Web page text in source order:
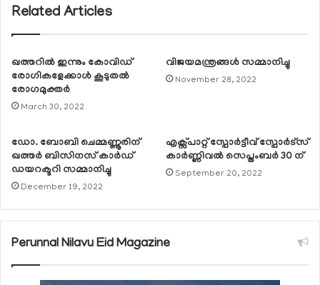
Related Articles
ഖത്തറില്‍ ഇന്നും കോവിഡ്
രോഗികളേക്കാള്‍ കൂടുതല്‍
രോഗമുക്തര്‍
March 30, 2022
വിജയമന്ത്രങ്ങള്‍ സമ്മാനിച്ചു
November 28, 2022
ഡോ. ബോബി ചെമ്മണ്ണൂരിന്
ഖത്തര്‍ ബിസിനസ് കാര്‍ഡ്
ഡയറക്ടറി സമ്മാനിച്ചു
December 19, 2022
എക്സ്പാറ്റ് സ്പോര്‍ട്ടീവ് സ്പോര്‍ട്സ്
കാര്‍ണ്ണിവല്‍ സെപ്തംബര്‍ 30 ന്
September 20, 2022
Perunnal Nilavu Eid Magazine